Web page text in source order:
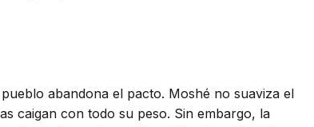
abandona el pacto. Moshé no suaviza el
caigan con todo su peso. Sin embargo, la